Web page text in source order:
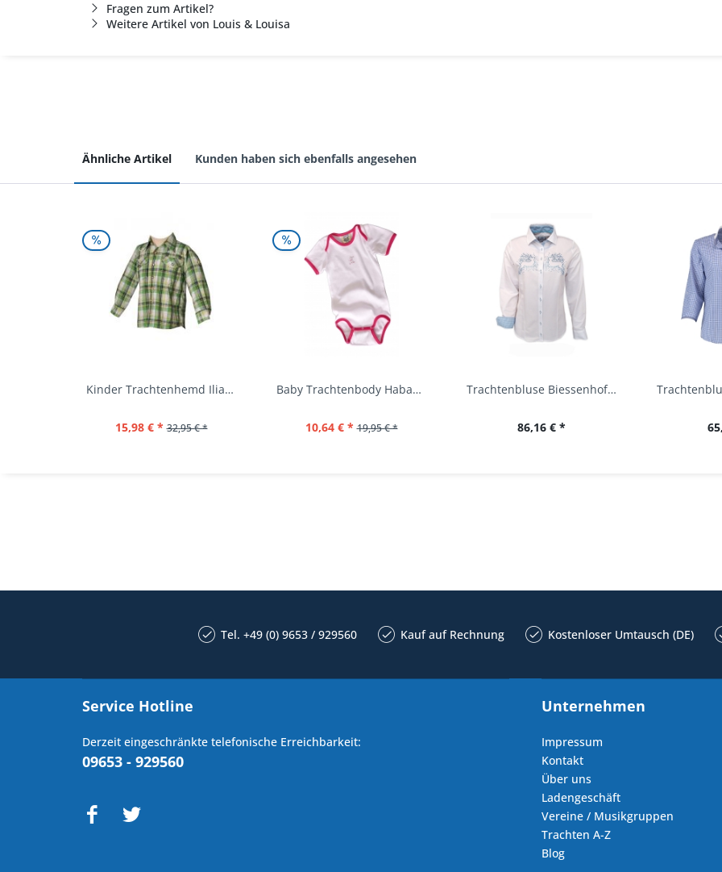
Fragen zum Artikel?
Weitere Artikel von Louis & Louisa
Ähnliche Artikel Kunden haben sich ebenfalls angesehen
Kinder Trachtenhemd Ilias giftgrün langarm...
15,98 € * 32,95 € *
Baby Trachtenbody Habach weiß/pink Isar Trachten
10,64 € * 19,95 € *
Trachtenbluse Biessenhofen weiß Langarm OS...
86,16 € *
Tel. +49 (0) 9653 / 929560 Kauf auf Rechnung Kostenloser Umtausch (DE)
Service Hotline
Derzeit eingeschränkte telefonische Erreichbarkeit:
09653 - 929560
Unternehmen
Impressum
Kontakt
Über uns
Ladengeschäft
Vereine / Musikgruppen
Trachten A-Z
Blog